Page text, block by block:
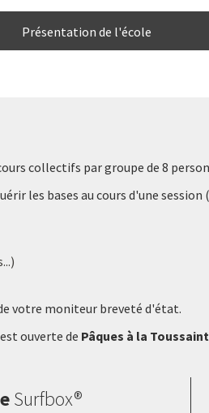
Présentation de l'école
collectifs par groupe de 8
les bases au cours d'une session
votre moniteur breveté d'état.
ouverte de Pâques à la Toussaint
Surfbox®